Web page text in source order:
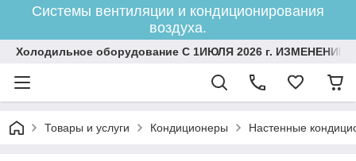
Системы вентиляции и кондиционирования
воздуха.
Холодильное оборудование С 1ИЮЛЯ 2026 г.
Товары и услуги Кондиционеры Настенные